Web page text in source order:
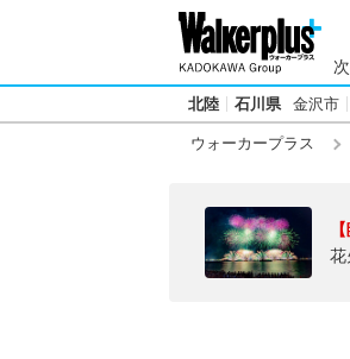
北陸 石川県 金沢市
ウォーカープラス
花